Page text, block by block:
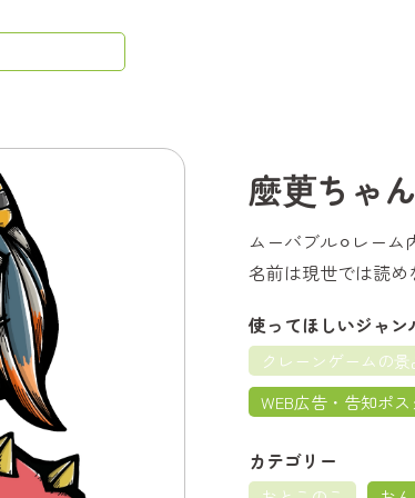
麼茰ちゃん
ムーバブル⚪︎レーム
名前は現世では読め
使ってほしいジャン
クレーンゲームの景
WEB広告・告知ポス
カテゴリー